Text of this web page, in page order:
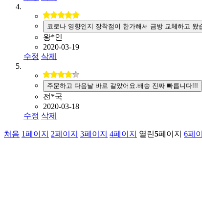
코로나 영향인지 장착점이 한가해서 금방 교체하고 왔
왕*인
2020-03-19
수정 삭제
주문하고 다음날 바로 갈았어요.배송 진짜 빠릅니다!!!
전*국
2020-03-18
수정 삭제
처음 1페이지 2페이지 3페이지 4페이지 열린5페이지 6페